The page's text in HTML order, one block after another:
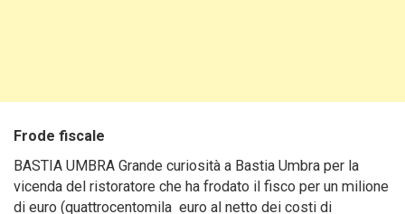
Frode fiscale
BASTIA UMBRA Grande curiosità a Bastia Umbra per la
vicenda del ristoratore che ha frodato il fisco per un milione
di euro (quattrocentomila euro al netto dei costi di